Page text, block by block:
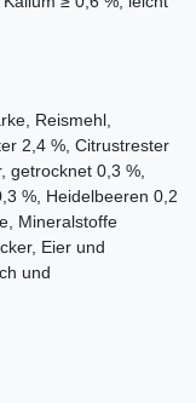
Reismehl,
2,4 %, Citrustrester
getrocknet 0,3 %,
%, Heidelbeeren 0,2
Mineralstoffe
Eier und
und